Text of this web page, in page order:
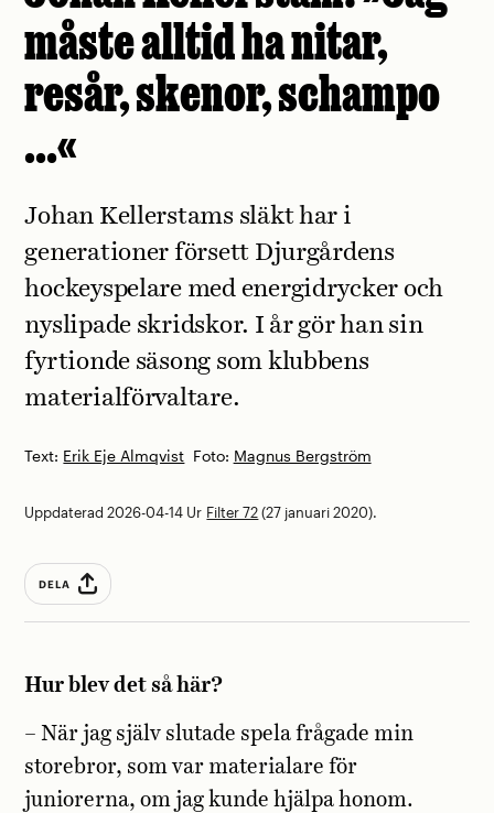
måste alltid ha nitar,
resår, skenor, schampo
…«
Text: Erik Eje Almqvist Foto: Magnus Bergström
Johan Kellerstams släkt har i
generationer försett Djurgårdens
hockeyspelare med energidrycker och
nyslipade skridskor. I år gör han sin
fyrtionde säsong som klubbens
materialförvaltare.
Uppdaterad 2026-04-14 Ur Filter 72(27 januari 2020).
DELA
Hur blev det så här?
– När jag själv slutade spela frågade min
storebror, som var materialare för
juniorerna, om jag kunde hjälpa honom.